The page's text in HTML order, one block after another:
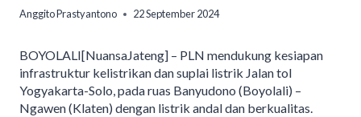
Anggito Prastyantono 22 September 2024
BOYOLALI[NuansaJateng] – PLN mendukung kesiapan
infrastruktur kelistrikan dan suplai listrik Jalan tol
Yogyakarta-Solo, pada ruas Banyudono (Boyolali) –
Ngawen (Klaten) dengan listrik andal dan berkualitas.